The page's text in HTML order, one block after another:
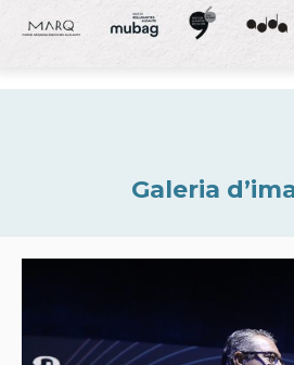
Galeria